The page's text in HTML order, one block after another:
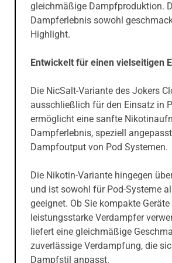
gleichmäßige Dampfproduktion.
Dampferlebnis sowohl
Highlight.
Entwickelt für einen vielseitigen
Die NicSalt-Variante des Jokers
ausschließlich für den Einsatz in
ermöglicht eine sanfte
Dampferlebnis, speziell
Dampfoutput von Pod Systemen.
Die Nikotin-Variante hingegen
und ist sowohl für Pod-Systeme
geeignet. Ob Sie kompakte
leistungsstarke Verdampfer
liefert eine gleichmäßige
zuverlässige Verdampfung, die
Dampfstil anpasst.